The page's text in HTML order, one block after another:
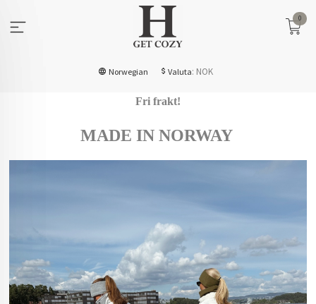
innholdet
Norwegian Valuta: NOK
0
Fri frakt!
MADE IN NORWAY